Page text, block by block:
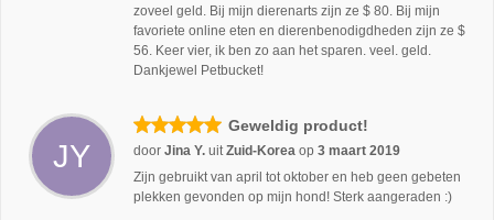
zoveel geld. Bij mijn dierenarts zijn ze $ 80. Bij mijn
favoriete online eten en dierenbenodigdheden zijn ze $
56. Keer vier, ik ben zo aan het sparen. veel. geld.
Dankjewel Petbucket!
JY
Geweldig product!
door Jina Y. uitZuid-Korea op 3 maart 2019
Zijn gebruikt van april tot oktober en heb geen gebeten
plekken gevonden op mijn hond! Sterk aangeraden :)